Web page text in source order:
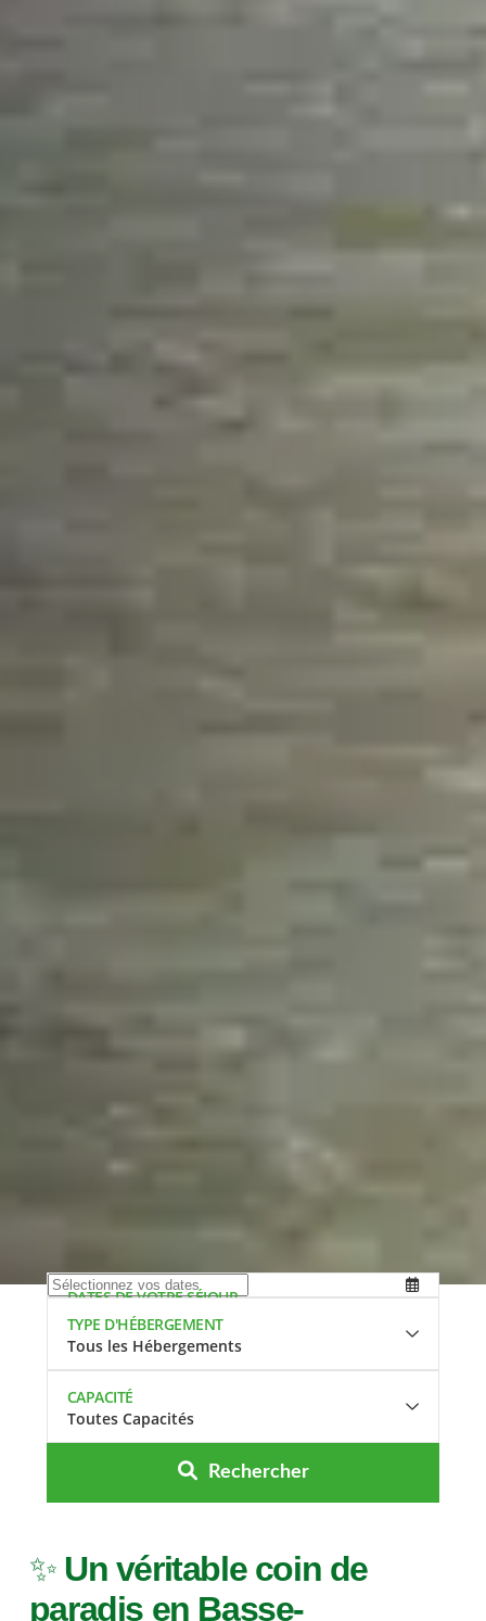
DATES DE VOTRE SÉJOUR
TYPE D'HÉBERGEMENT
Tous les Hébergements
CAPACITÉ
Toutes Capacités
Rechercher
✨ Un véritable coin de
paradis en Basse-